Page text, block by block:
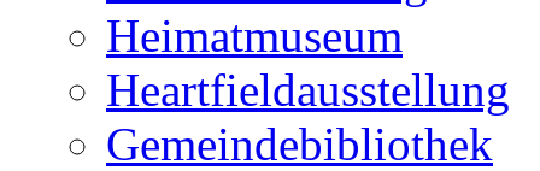
Heimatmuseum
Heartfieldausstellung
Gemeindebibliothek